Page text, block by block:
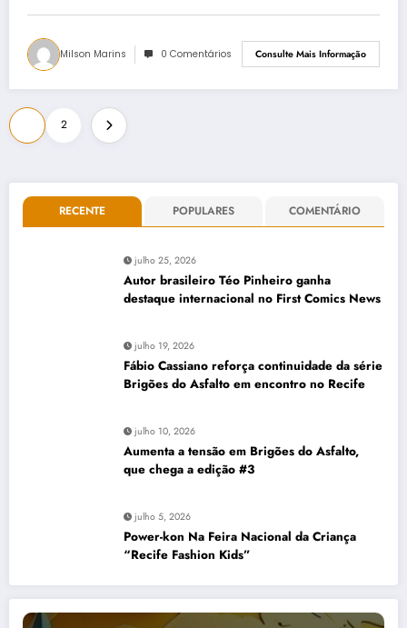
Milson Marins 0 Comentários Consulte Mais Informação
Paginação
de
posts
2
RECENTE POPULARES COMENTÁRIO
julho 25, 2026
Autor brasileiro Téo Pinheiro ganha
destaque internacional no First Comics News
julho 19, 2026
Fábio Cassiano reforça continuidade da série
Brigões do Asfalto em encontro no Recife
julho 10, 2026
Aumenta a tensão em Brigões do Asfalto,
que chega a edição #3
julho 5, 2026
Power-kon Na Feira Nacional da Criança
“Recife Fashion Kids”